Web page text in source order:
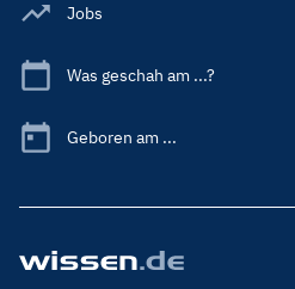
Jobs
Was geschah am ...?
Geboren am ...